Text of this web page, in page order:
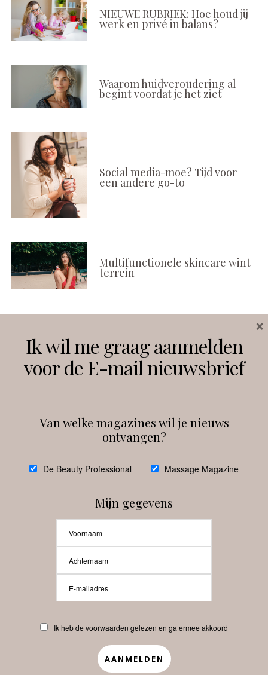
NIEUWE RUBRIEK: Hoe houd jij
werk en privé in balans?
Waarom huidveroudering al
begint voordat je het ziet
Social media-moe? Tijd voor
een andere go-to
Multifunctionele skincare wint
terrein
Instagram Facebook
debeautyprofessional
Beauty-Pro.nl
Abonneren Contact
APP
Ik wil me graag aanmelden
voor de E-mail nieuwsbrief
Van welke magazines wil je nieuws
ontvangen?
De Beauty Professional Massage Magazine
Mijn gegevens
Ik heb de voorwaarden gelezen en ga ermee akkoord
×